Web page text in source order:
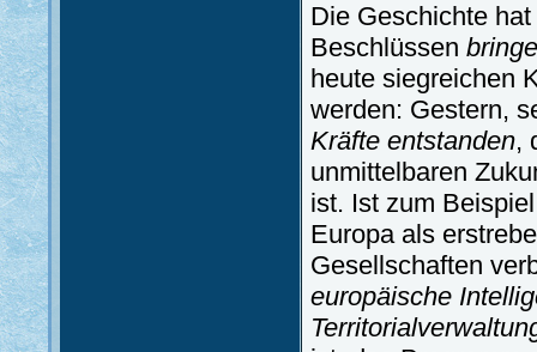
Die Geschichte
Beschlüssen
heute siegreichen
werden: Gestern,
Kräfte entstanden,
unmittelbaren
ist. Ist zum
Europa als
Gesellschaften
europäische